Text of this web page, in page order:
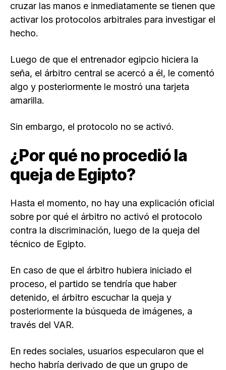
cruzar las manos e inmediatamente se tienen que
activar los protocolos arbitrales para investigar el
hecho.
Luego de que el entrenador egipcio hiciera la
seña, el árbitro central se acercó a él, le comentó
algo y posteriormente le mostró una tarjeta
amarilla.
Sin embargo, el protocolo no se activó.
¿Por qué no procedió la
queja de Egipto?
Hasta el momento, no hay una explicación oficial
sobre por qué el árbitro no activó el protocolo
contra la discriminación, luego de la queja del
técnico de Egipto.
En caso de que el árbitro hubiera iniciado el
proceso, el partido se tendría que haber
detenido, el árbitro escuchar la queja y
posteriormente la búsqueda de imágenes, a
través del VAR.
En redes sociales, usuarios especularon que el
hecho habría derivado de que un grupo de